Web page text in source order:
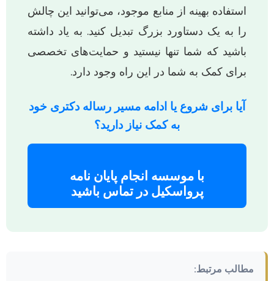
استفاده بهینه از منابع موجود، می‌توانید این چالش
را به یک دستاورد بزرگ تبدیل کنید. به یاد داشته
باشید که شما تنها نیستید و حمایت‌های تخصصی
برای کمک به شما در این راه وجود دارد.
آیا برای شروع یا ادامه مسیر رساله دکتری خود
به کمک نیاز دارید؟
با موسسه انجام پایان نامه
پرواسکیل در تماس باشید
مطالب مرتبط: